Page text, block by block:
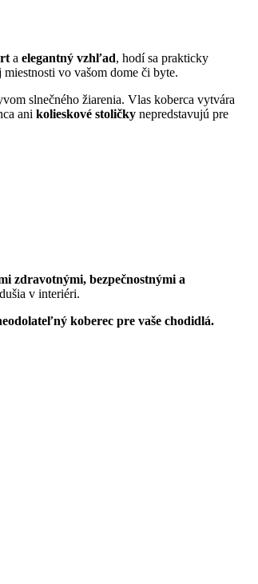
a elegantný vzhľad, hodí sa prakticky
vo vašom dome či byte.
slnečného žiarenia. Vlas koberca vytvára
ani kolieskové stoličky nepredstavujú pre
zdravotnými, bezpečnostnými a
v interiéri.
koberec pre vaše chodidlá.